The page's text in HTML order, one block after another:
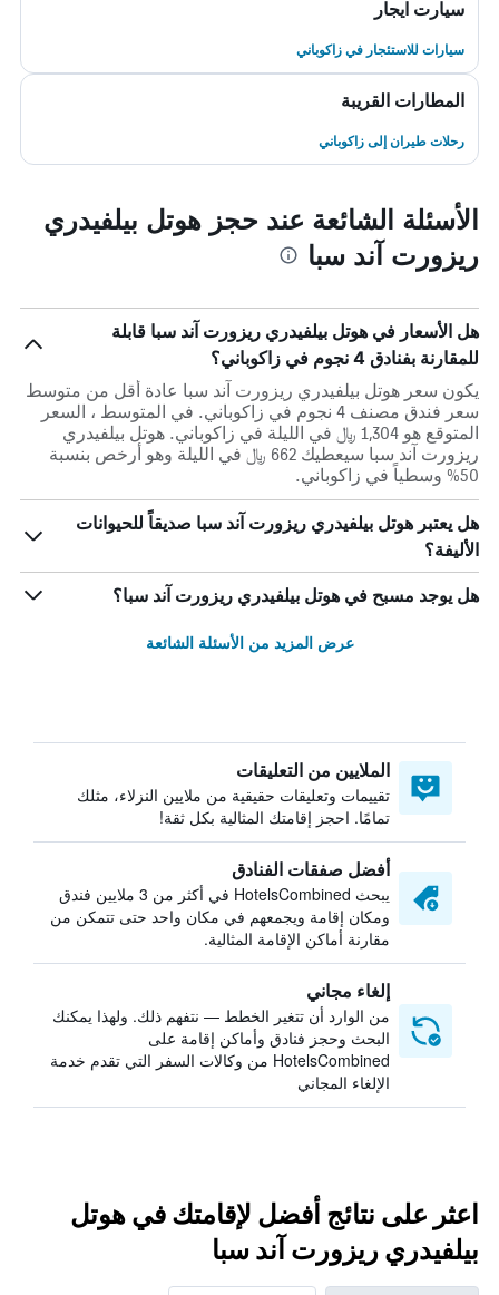
سيارت ايجار
سيارات للاستئجار في زاكوباني
المطارات القريبة
رحلات طيران إلى زاكوباني
الأسئلة الشائعة عند حجز هوتل بيلفيدري
ريزورت آند سبا
هل الأسعار في هوتل بيلفيدري ريزورت آند سبا قابلة
للمقارنة بفنادق 4 نجوم في زاكوباني؟
يكون سعر هوتل بيلفيدري ريزورت آند سبا عادة أقل من متوسط ​​
سعر فندق مصنف 4 نجوم في زاكوباني. في المتوسط ، السعر
المتوقع هو 1,304 ﷼ في الليلة في زاكوباني. هوتل بيلفيدري
ريزورت آند سبا سيعطيك 662 ﷼ في الليلة وهو أرخص بنسبة
50% وسطياً في زاكوباني.
هل يعتبر هوتل بيلفيدري ريزورت آند سبا صديقاً للحيوانات
الأليفة؟
هل يوجد مسبح في هوتل بيلفيدري ريزورت آند سبا؟
عرض المزيد من الأسئلة الشائعة
الملايين من التعليقات
تقييمات وتعليقات حقيقية من ملايين النزلاء، مثلك
تمامًا. احجز إقامتك المثالية بكل ثقة!
أفضل صفقات الفنادق
يبحث HotelsCombined في أكثر من 3 ملايين فندق
ومكان إقامة ويجمعهم في مكان واحد حتى تتمكن من
مقارنة أماكن الإقامة المثالية.
إلغاء مجاني
من الوارد أن تتغير الخطط — نتفهم ذلك. ولهذا يمكنك
البحث وحجز فنادق وأماكن إقامة على
HotelsCombined من وكالات السفر التي تقدم خدمة
الإلغاء المجاني
اعثر على نتائج أفضل لإقامتك في هوتل
بيلفيدري ريزورت آند سبا